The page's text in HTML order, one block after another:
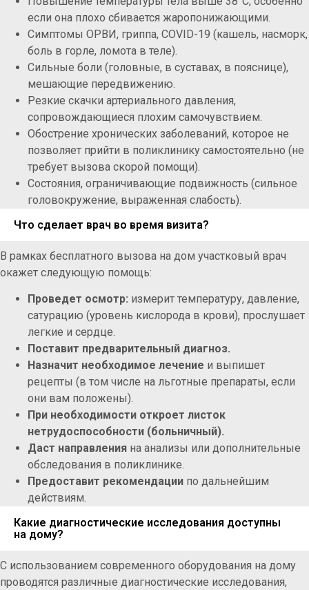
если она плохо сбивается жаропонижающими.
Симптомы ОРВИ, гриппа, COVID-19 (кашель, насморк,
боль в горле, ломота в теле).
Сильные боли (головные, в суставах, в пояснице),
мешающие передвижению.
Резкие скачки артериального давления,
сопровождающиеся плохим самочувствием.
Обострение хронических заболеваний, которое не
позволяет прийти в поликлинику самостоятельно (не
требует вызова скорой помощи).
Состояния, ограничивающие подвижность (сильное
головокружение, выраженная слабость).
Что сделает врач во время визита?
В рамках бесплатного вызова на дом участковый врач
окажет следующую помощь:
Проведет осмотр: измерит температуру, давление,
сатурацию (уровень кислорода в крови), прослушает
легкие и сердце.
Поставит предварительный диагноз.
Назначит необходимое лечение и выпишет
рецепты (в том числе на льготные препараты, если
они вам положены).
При необходимости откроет листок
нетрудоспособности (больничный).
Даст направления на анализы или дополнительные
обследования в поликлинике.
Предоставит рекомендации по дальнейшим
действиям.
Какие диагностические исследования доступны
на дому?
С использованием современного оборудования на дому
проводятся различные диагностические исследования,